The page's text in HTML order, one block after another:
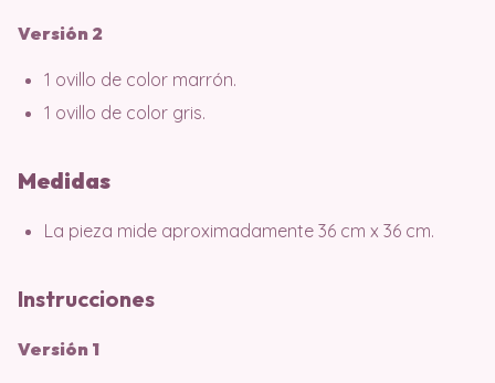
Versión 2
1 ovillo de color marrón.
1 ovillo de color gris.
Medidas
La pieza mide aproximadamente 36 cm x 36 cm.
Instrucciones
Versión 1